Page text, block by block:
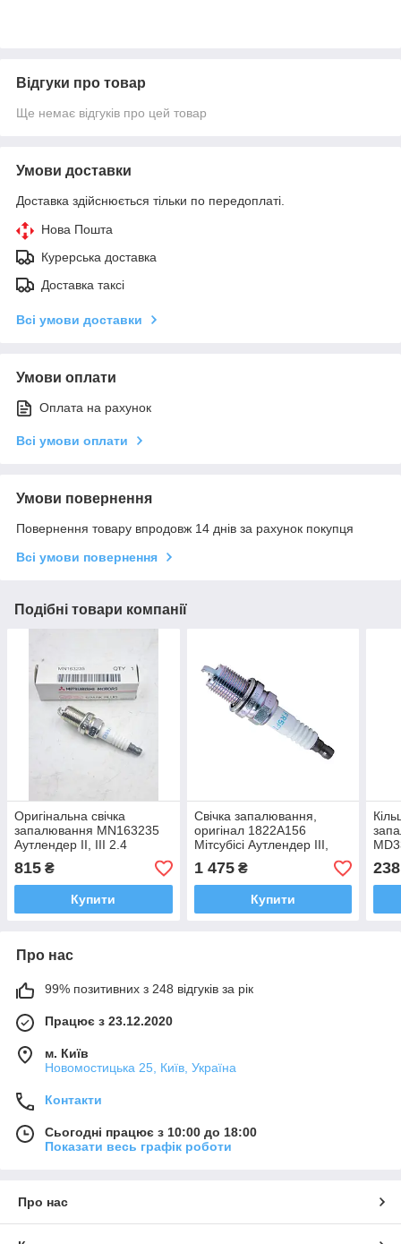
Відгуки про товар
Ще немає відгуків про цей товар
Умови доставки
Доставка здійснюється тільки по передоплаті.
Нова Пошта
Курерська доставка
Доставка таксі
Всі умови доставки
Умови оплати
Оплата на рахунок
Всі умови оплати
Умови повернення
Повернення товару впродовж 14 днів за рахунок покупця
Всі умови повернення
Подібні товари компанії
Оригінальна свічка
запалювання MN163235
Аутлендер II, III 2.4
815 ₴
Купити
Свічка запалювання,
оригінал 1822A156
Мітсубісі Аутлендер III,
АСХ, Лансер X 2007-2024
1 475₴
Купити
238
Про нас
99% позитивних з 248 відгуків за рік
Працює з 23.12.2020
м. Київ
Новомостицька 25, Київ, Україна
Контакти
Сьогодні працює з 10:00 до 18:00
Показати весь графік роботи
Про нас